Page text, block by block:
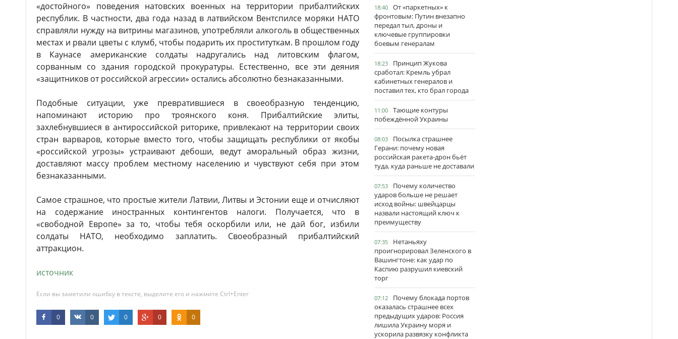
«достойного» поведения натовских военных на территории прибалтийских
республик. В частности, два года назад в латвийском Вентспилсе моряки НАТО
справляли нужду на витрины магазинов, употребляли алкоголь в общественных
местах и рвали цветы с клумб, чтобы подарить их проституткам. В прошлом году
в Каунасе американские солдаты надругались над литовским флагом,
сорванным со здания городской прокуратуры. Естественно, все эти деяния
«защитников от российской агрессии» остались абсолютно безнаказанными.
Подобные ситуации, уже превратившиеся в своеобразную тенденцию,
напоминают историю про троянского коня. Прибалтийские элиты,
захлебнувшиеся в антироссийской риторике, привлекают на территории своих
стран варваров, которые вместо того, чтобы защищать республики от якобы
«российской угрозы» устраивают дебоши, ведут аморальный образ жизни,
доставляют массу проблем местному населению и чувствуют себя при этом
безнаказанными.
Самое страшное, что простые жители Латвии, Литвы и Эстонии еще и отчисляют
на содержание иностранных контингентов налоги. Получается, что в
«свободной Европе» за то, чтобы тебя оскорбили или, не дай бог, избили
солдаты НАТО, необходимо заплатить. Своеобразный прибалтийский
аттракцион.
источник
Если вы заметили ошибку в тексте, выделите его и нажмите Ctrl+Enter
0 0 0 0 0
18:40
От «паркетных» к
фронтовым: Путин внезапно
передал тыл, дроны и
ключевые группировки
боевым генералам
18:23
Принцип Жукова
сработал: Кремль убрал
кабинетных генералов и
поставил тех, кто брал города
11:00
Тающие контуры
побеждённой Украины
08:03
Посылка страшнее
Герани: почему новая
российская ракета-дрон бьёт
туда, куда раньше не доставали
07:53
Почему количество
ударов больше не решает
исход войны: швейцарцы
назвали настоящий ключ к
преимуществу
07:35
Нетаньяху
проигнорировал Зеленского в
Вашингтоне: как удар по
Каспию разрушил киевский
торг
07:12
Почему блокада портов
оказалась страшнее всех
предыдущих ударов: Россия
лишила Украину моря и
ускорила развязку конфликта